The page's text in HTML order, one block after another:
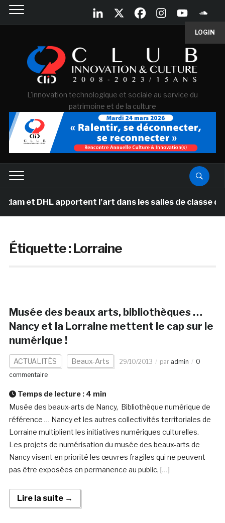
LOGIN
L'innovation technologique et sociale au service du
patrimoine et de la culture
et DHL apportent l’art dans les salles de classe des
Étiquette :Lorraine
Musée des beaux arts, bibliothèques …
Nancy et la Lorraine mettent le cap sur le
numérique !
ACTUALITÉS Beaux-Arts 29/10/2013 par admin
0
commentaire
Temps de lecture : 4 min
Musée des beaux-arts de Nancy, Bibliothèque numérique de
référence … Nancy et les autres collectivités territoriales de
Lorraine multiplient les initiatives numériques culturelles.
Les projets de numérisation du musée des beaux-arts de
Nancy visent en priorité les œuvres fragiles qui ne peuvent
pas être exposées en permanence au public, […]
Lire la suite →